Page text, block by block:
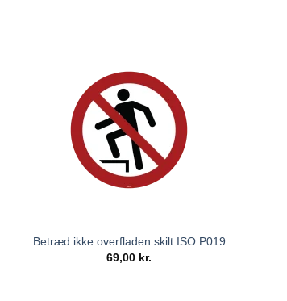
Betræd ikke overfladen skilt ISO P019
69,00 kr.